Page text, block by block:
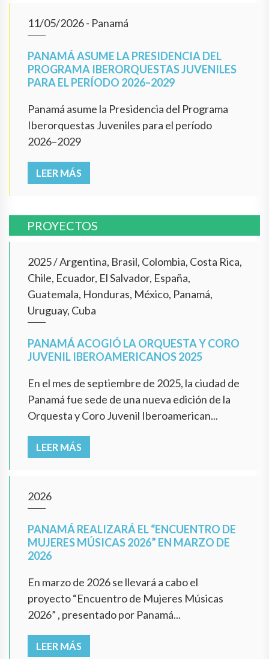
11/05/2026- Panamá
PANAMÁ ASUME LA PRESIDENCIA DEL
PROGRAMA IBERORQUESTAS JUVENILES
PARA EL PERÍODO 2026–2029
Panamá asume la Presidencia del Programa
Iberorquestas Juveniles para el período
2026–2029
LEER MÁS
PROYECTOS
2025/Argentina, Brasil, Colombia, Costa Rica,
Chile, Ecuador, El Salvador, España,
Guatemala, Honduras, México, Panamá,
Uruguay, Cuba
PANAMÁ ACOGIÓ LA ORQUESTA Y CORO
JUVENIL IBEROAMERICANOS 2025
En el mes de septiembre de 2025, la ciudad de
Panamá fue sede de una nueva edición de la
Orquesta y Coro Juvenil Iberoamerican...
LEER MÁS
2026
PANAMÁ REALIZARÁ EL “ENCUENTRO DE
MUJERES MÚSICAS 2026” EN MARZO DE
2026
En marzo de 2026 se llevará a cabo el
proyecto “Encuentro de Mujeres Músicas
2026” , presentado por Panamá...
LEER MÁS